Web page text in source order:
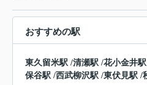
おすすめの駅
東久留米駅 /清瀬駅 /花小金井駅
保谷駅 /西武柳沢駅 /東伏見駅 /